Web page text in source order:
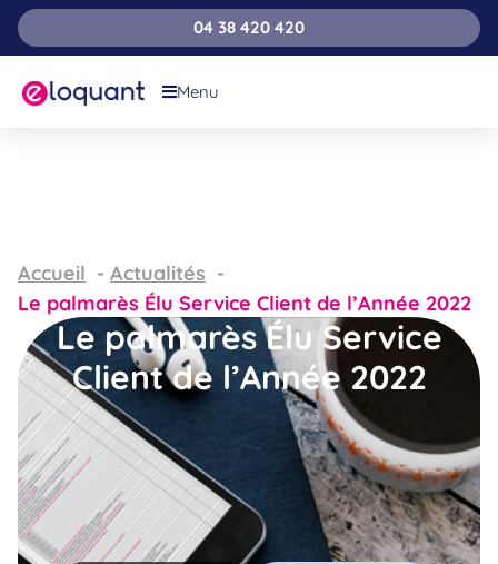
04 38 420 420
Menu
Accueil
Actualités
Le palmarès Élu Service Client de l’Année 2022
Le palmarès Élu Service
Client de l’Année 2022